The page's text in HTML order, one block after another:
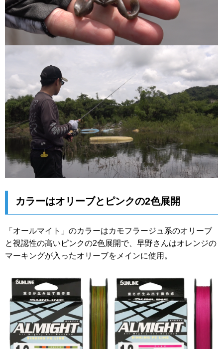
カラーはオリーブとピンクの2色展開
「オールマイト」のカラーはカモフラージュ系のオリーブ
と視認性の高いピンクの2色展開で、早野さんはオレンジの
マーキングが入ったオリーブをメインに使用。